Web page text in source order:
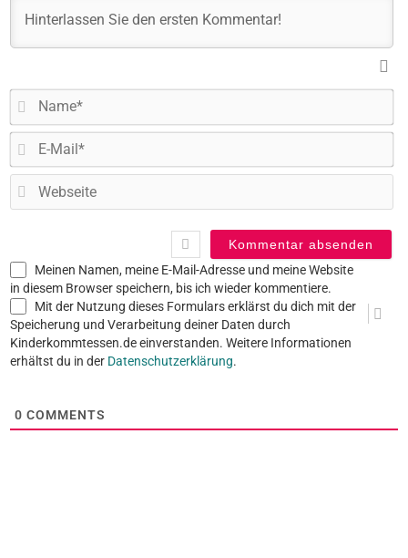
E-
Meinen Namen, meine E-Mail-Adresse und meine Website
in diesem Browser speichern, bis ich wieder kommentiere.
Mit der Nutzung dieses Formulars erklärst du dich mit der
Speicherung und Verarbeitung deiner Daten durch
Kinderkommtessen.de einverstanden. Weitere Informationen
erhältst du in der Datenschutzerklärung.
0 COMMENTS